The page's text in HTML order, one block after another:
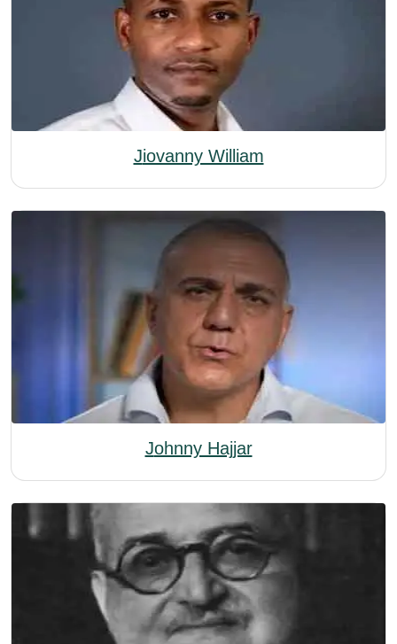
Jiovanny William
Johnny Hajjar